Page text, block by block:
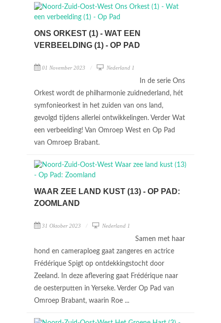
ONS ORKEST (1) - WAT EEN
VERBEELDING (1) - OP PAD
01 November 2023 Nederland 1
In de serie Ons
Orkest wordt de philharmonie zuidnederland, hét
symfonieorkest in het zuiden van ons land,
gevolgd tijdens allerlei ontwikkelingen. Verder Wat
een verbeelding! Van Omroep West en Op Pad
van Omroep Brabant.
WAAR ZEE LAND KUST (13) - OP PAD:
ZOOMLAND
31 Oktober 2023 Nederland 1
Samen met haar
hond en cameraploeg gaat zangeres en actrice
Frédérique Spigt op ontdekkingstocht door
Zeeland. In deze aflevering gaat Frédérique naar
de oesterputten in Yerseke. Verder Op Pad van
Omroep Brabant, waarin Roe ...